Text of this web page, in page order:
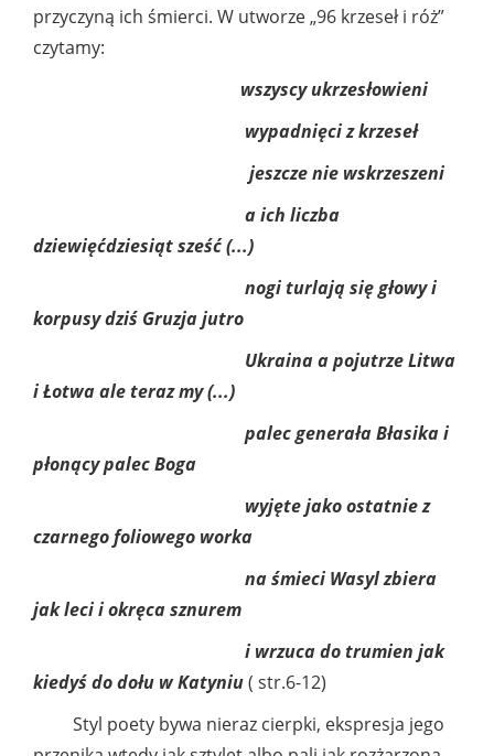
przyczyną ich śmierci. W utworze „96 krzeseł i róż”
czytamy:
wszyscy ukrzesłowieni
wypadnięci z krzeseł
jeszcze nie wskrzeszeni
a ich liczba
dziewięćdziesiąt sześć (...)
nogi turlają się głowy i
korpusy dziś Gruzja jutro
Ukraina a pojutrze Litwa
i Łotwa ale teraz my (...)
palec generała Błasika i
płonący palec Boga
wyjęte jako ostatnie z
czarnego foliowego worka
na śmieci Wasyl zbiera
jak leci i okręca sznurem
i wrzuca do trumien jak
kiedyś do dołu w Katyniu( str.6-12)
Styl poety bywa nieraz cierpki, ekspresja jego